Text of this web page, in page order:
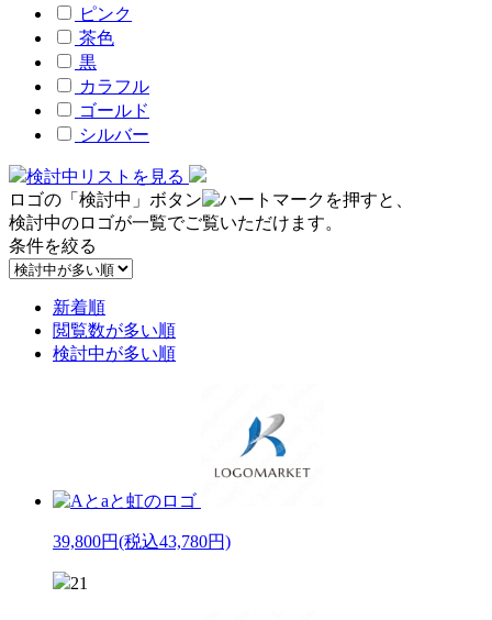
ピンク
茶色
黒
カラフル
ゴールド
シルバー
検討中リストを見る
ロゴの「検討中」ボタン
を押すと、
検討中のロゴが一覧でご覧いただけます。
条件を絞る
新着順
閲覧数が多い順
検討中が多い順
39,800円(税込43,780円)
21